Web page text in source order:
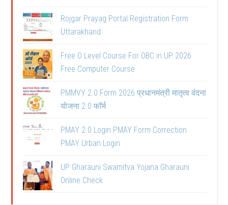
Rojgar Prayag Portal Registration Form
Uttarakhand
Free O Level Course For OBC in UP 2026
Free Computer Course
PMMVY 2.0 Form 2026 प्रधानमंत्री मातृत्व वंदना
योजना 2.0 फॉर्म
PMAY 2.0 Login PMAY Form Correction
PMAY Urban Login
UP Gharauni Swamitva Yojana Gharauni
Online Check